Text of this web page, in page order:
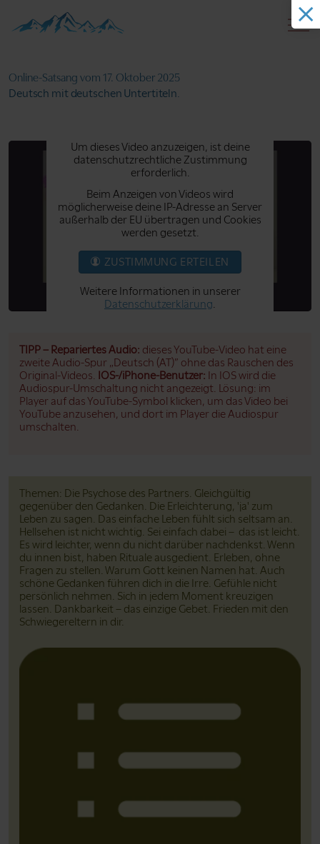
Online-Satsang vom 17. Oktober 2025
Deutsch mit deutschen Untertiteln.
Um dieses Video anzuzeigen, ist deine
datenschutzrechtliche Zustimmung
erforderlich.
Beim Anzeigen von Videos wird
möglicherweise deine IP-Adresse an Server
außerhalb der EU übertragen und Cookies
werden gesetzt.
ZUSTIMMUNG ERTEILEN
Weitere Informationen in unserer
Datenschutzerklärung.
TIPP – Repariertes Audio: dieses YouTube-Video hat eine
zweite Audio-Spur „Deutsch (AT)” ohne das Rauschen des
Original-Videos.
IOS-/iPhone-Benutzer: In IOS wird die
Audiospur-Umschaltung nicht angezeigt. Lösung: im
Player auf das YouTube-Symbol klicken, um das Video bei
YouTube anzusehen, und dort im Player die Audiospur
umschalten.
Themen: Die Psychose des Partners. Gleichgültig
gegenüber den Gedanken. Die Erleichterung, 'ja' zum
Leben zu sagen. Das einfache Leben fühlt sich seltsam an.
Hellsehen ist nicht wichtig. Sei einfach dabei – das ist leicht.
Es wird leichter, wenn du nicht darüber nachdenkst. Wenn
du innen bist, haben Rituale ausgedient. Erleben, ohne
Fragen zu stellen. Warum Gott keinen Namen hat. Auch
schöne Gedanken führen dich in die Irre. Gefühle nicht
persönlich nehmen. Sich in jedem Moment kreuzigen
lassen. Dankbarkeit – das einzige Gebet. Frieden mit den
Schwiegereltern in dir.